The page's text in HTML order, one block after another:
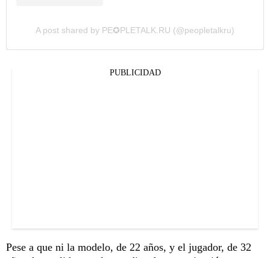
A post shared by PE✪PLETALK.RU (@peopletalkru)
PUBLICIDAD
Pese a que ni la modelo, de 22 años, y el jugador, de 32